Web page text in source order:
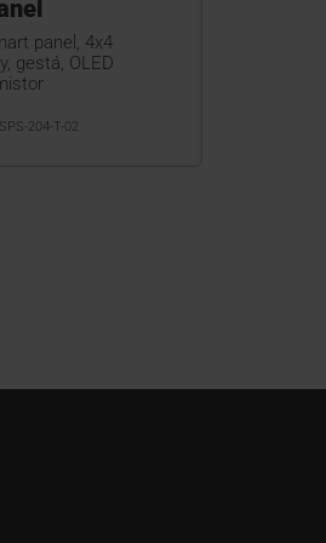
panel, 4x4
gestá, OLED
SPS-204-T-02